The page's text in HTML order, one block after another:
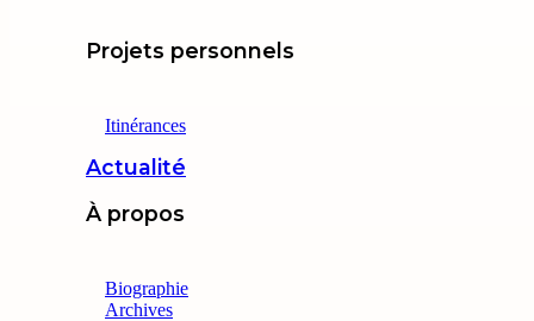
Projets personnels
Itinérances
Actualité
À propos
Biographie
Archives